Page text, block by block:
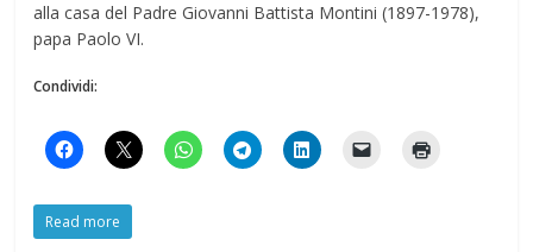
alla casa del Padre Giovanni Battista Montini (1897-1978),
papa Paolo VI.
Condividi:
Read more